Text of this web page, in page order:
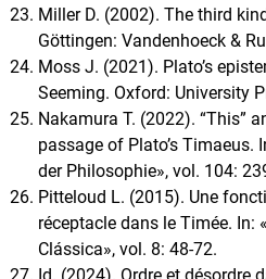
Miller D. (2002). The third
Göttingen: Vandenhoeck &
Moss J. (2021). Plato’s
Seeming. Oxford: University
Nakamura T. (2022). “This”
passage of Plato’s Timaeus.
der Philosophie», vol. 104:
Pitteloud L. (2015). Une
réceptacle dans le Timée. In:
Clássica», vol. 8: 48-72.
Id. (2024). Ordre et désordre